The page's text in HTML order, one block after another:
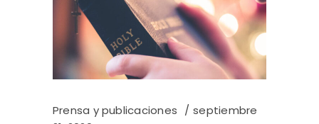
Prensa y publicaciones
septiembre